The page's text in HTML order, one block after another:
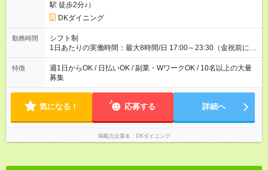
駅 徒歩2分♪）
DKダイニング
勤務時間
シフト制
1日あたりの実働時間：最大8時間/日 17:00～23:30（金祝前に関
しては翌5:00まで） ★上記時間から1日3時間～OK ★週1日～
OK◎ ※22時以降勤務は18歳以上(法令による) ■自由シフト制
特徴
週1日からOK / 日払いOK / 副業・WワークOK / 10名以上の大量
募集
気になる！ 応募する 詳細へ
掲載元企業名 DKダイニング